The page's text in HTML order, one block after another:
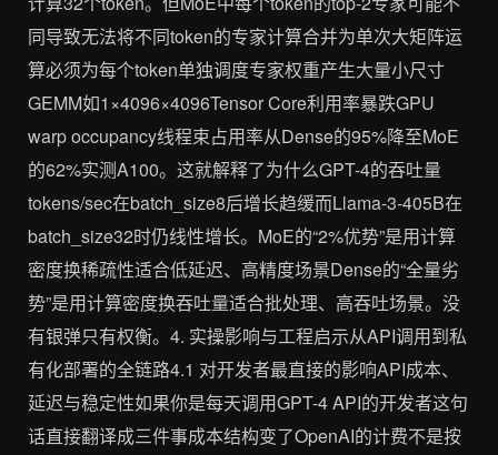
同导致无法将不同token的专家计算合并为单次大矩阵运
算必须为每个token单独调度专家权重产生大量小尺寸
GEMM如1×4096×4096Tensor Core利用率暴跌GPU
warp occupancy线程束占用率从Dense的95%降至MoE
的62%实测A100。这就解释了为什么GPT-4的吞吐量
tokens/sec在batch_size8后增长趋缓而Llama-3-405B在
batch_size32时仍线性增长。MoE的“2%优势”是用计算
密度换稀疏性适合低延迟、高精度场景Dense的“全量劣
势”是用计算密度换吞吐量适合批处理、高吞吐场景。没
有银弹只有权衡。4. 实操影响与工程启示从API调用到私
有化部署的全链路4.1 对开发者最直接的影响API成本、
延迟与稳定性如果你是每天调用GPT-4 API的开发者这句
话直接翻译成三件事成本结构变了OpenAI的计费不是按